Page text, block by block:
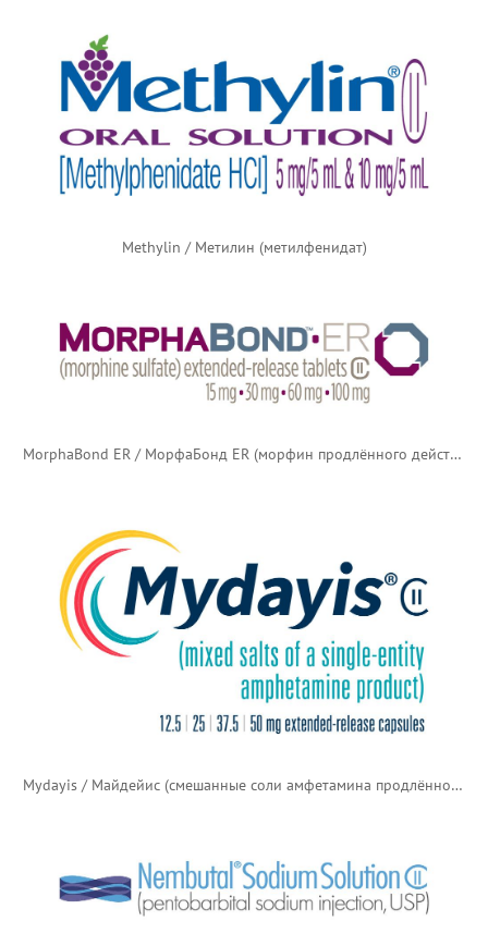
Methylin / Метилин (метилфенидат)
MorphaBond ER / МорфаБонд ER (морфин продлённого действия)
Mydayis / Майдейис (смешанные соли амфетамина продлённого действия)